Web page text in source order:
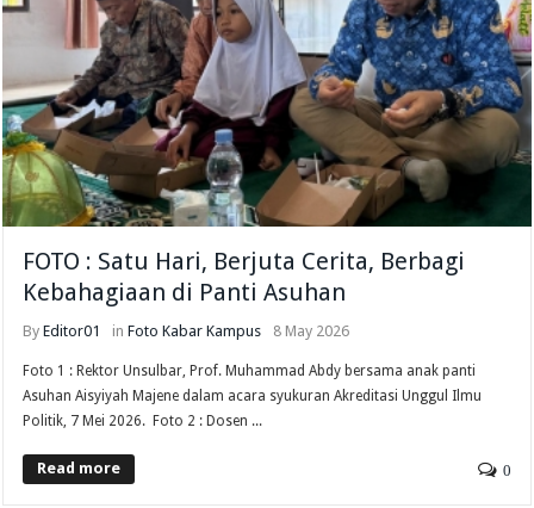
FOTO : Satu Hari, Berjuta Cerita, Berbagi
Kebahagiaan di Panti Asuhan
ByEditor01 inFoto Kabar Kampus 8 May 2026
Foto 1 : Rektor Unsulbar, Prof. Muhammad Abdy bersama anak panti
Asuhan Aisyiyah Majene dalam acara syukuran Akreditasi Unggul Ilmu
Politik, 7 Mei 2026. Foto 2 : Dosen ...
Read more 0